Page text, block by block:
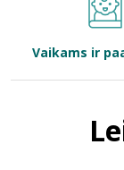
Bibliotekoms
Vaikams ir